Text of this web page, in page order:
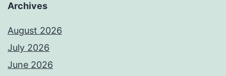
Archives
August 2026
July 2026
June 2026